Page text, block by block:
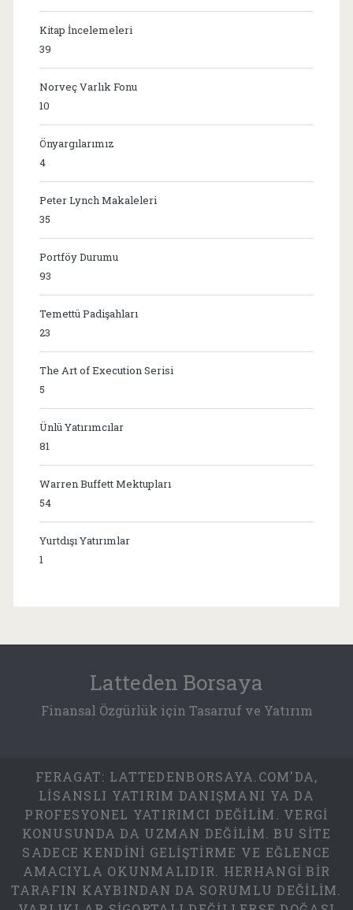
Kitap İncelemeleri
39
Norveç Varlık Fonu
10
Önyargılarımız
4
Peter Lynch Makaleleri
35
Portföy Durumu
93
Temettü Padişahları
23
The Art of Execution Serisi
5
Ünlü Yatırımcılar
81
Warren Buffett Mektupları
54
Yurtdışı Yatırımlar
1
Latteden Borsaya
Finansal Özgürlük için Tasarruf ve Yatırım
FERAGAT: LATTEDENBORSAYA.COM'DA,
LISANSLI YATIRIM DANIŞMANI YA DA
PROFESYONEL YATIRIMCI DEĞILIM. VERGI
KONUSUNDA DA UZMAN DEĞILIM. BU SITE
SADECE KENDINI GELIŞTIRME VE EĞLENCE
AMACIYLA OKUNMALIDIR. HERHANGI BIR
TARAFIN KAYBINDAN DA SORUMLU DEĞILIM.